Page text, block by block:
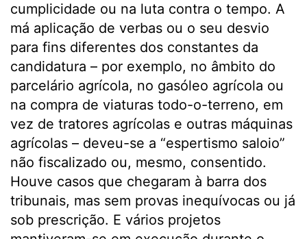
cumplicidade ou na luta contra o tempo. A
má aplicação de verbas ou o seu desvio
para fins diferentes dos constantes da
candidatura – por exemplo, no âmbito do
parcelário agrícola, no gasóleo agrícola ou
na compra de viaturas todo-o-terreno, em
vez de tratores agrícolas e outras máquinas
agrícolas – deveu-se a “espertismo saloio”
não fiscalizado ou, mesmo, consentido.
Houve casos que chegaram à barra dos
tribunais, mas sem provas inequívocas ou já
sob prescrição. E vários projetos